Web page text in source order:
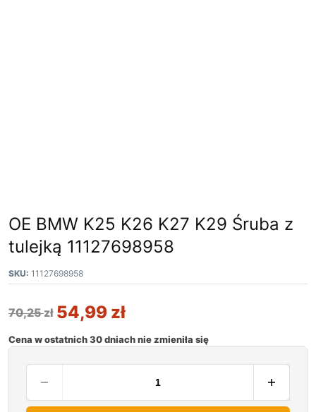
OE BMW K25 K26 K27 K29 Śruba z
tulejką 11127698958
SKU: 11127698958
70,25zł 54,99 zł
Cena w ostatnich 30 dniach nie zmieniła się